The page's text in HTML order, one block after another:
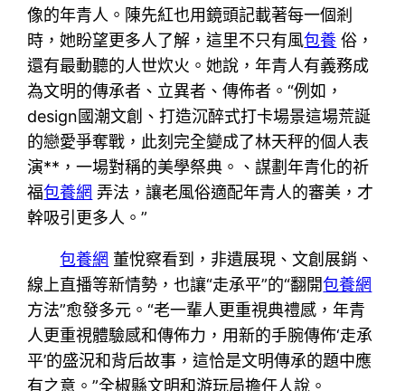
像的年青人。陳先紅也用鏡頭記載著每一個剎
時，她盼望更多人了解，這里不只有風包養 俗，
還有最動聽的人世炊火。她說，年青人有義務成
為文明的傳承者、立異者、傳佈者。“例如，
design國潮文創、打造沉醉式打卡場景這場荒誕
的戀愛爭奪戰，此刻完全變成了林天秤的個人表
演**，一場對稱的美學祭典。、謀劃年青化的祈
福包養網 弄法，讓老風俗適配年青人的審美，才
幹吸引更多人。”
包養網 董悅察看到，非遺展現、文創展銷、
線上直播等新情勢，也讓“走承平”的“翻開包養網
方法”愈發多元。“老一輩人更重視典禮感，年青
人更重視體驗感和傳佈力，用新的手腕傳佈‘走承
平’的盛況和背后故事，這恰是文明傳承的題中應
有之意。”全椒縣文明和游玩局擔任人說。